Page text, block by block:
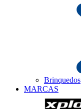
Brinquedos
MARCAS